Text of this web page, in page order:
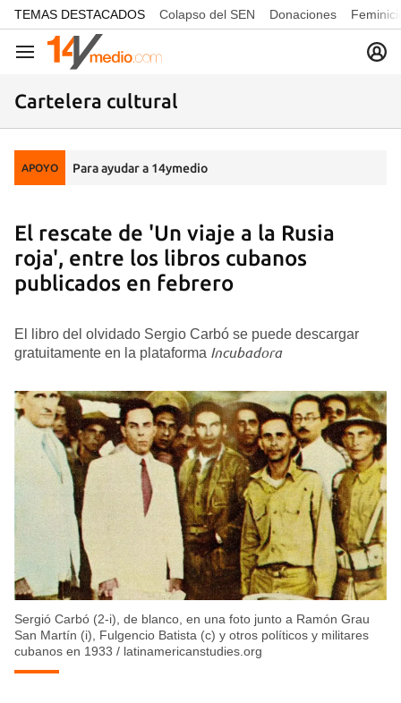
common.go-to-content
TEMAS DESTACADOS Colapso del SEN Donaciones
Navegación
Cartelera cultural
APOYO Para ayudar a 14ymedio
El rescate de 'Un viaje a la Rusia
roja', entre los libros cubanos
publicados en febrero
El libro del olvidado Sergio Carbó se puede descargar
gratuitamente en la plataforma Incubadora
Sergió Carbó (2-i), de blanco, en una foto junto a Ramón Grau
San Martín (i), Fulgencio Batista (c) y otros políticos y militares
cubanos en 1933 / latinamericanstudies.org